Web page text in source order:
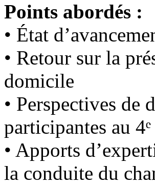
Points abordés :
• État
• Retour sur la
domicile
• Perspectives de
participantes au
• Apports
la conduite du